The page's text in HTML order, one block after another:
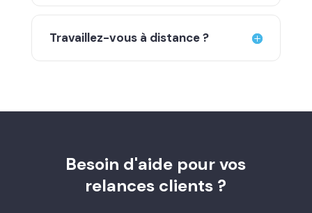
Travaillez-vous à distance ?
Besoin d'aide pour vos
relances clients ?